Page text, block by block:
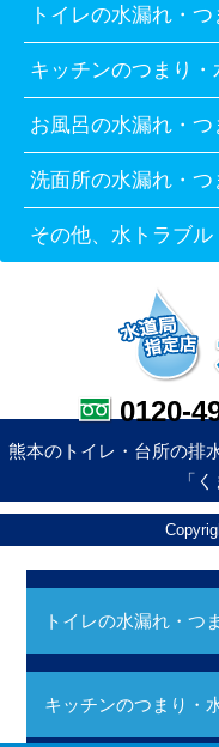
トイレの水漏れ・
キッチンのつまり・
お風呂の水漏れ・つ
洗面所の水漏れ・つ
その他、水トラブル
0120-
熊本のトイレ・台所の排
「
トイレの水漏れ・つ
キッチンのつまり・